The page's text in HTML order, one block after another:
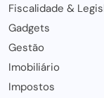
Fiscalidade &
Gadgets
Gestão
Imobiliário
Impostos